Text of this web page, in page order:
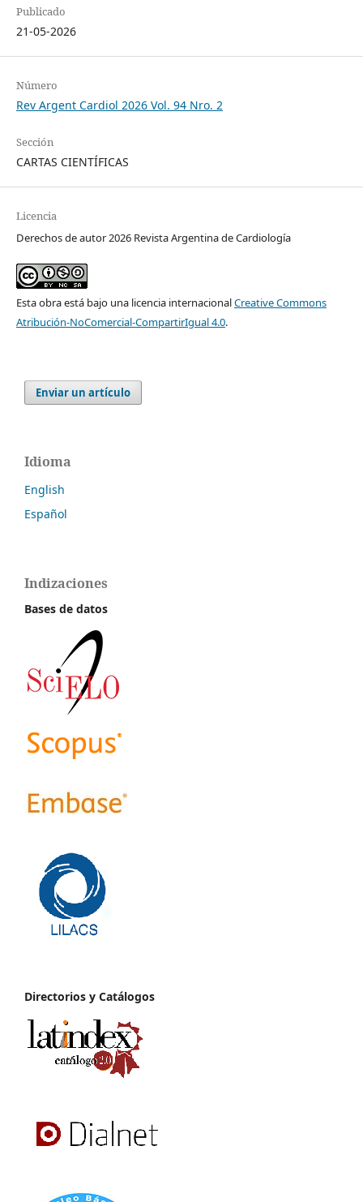
Publicado
21-05-2026
Número
Rev Argent Cardiol 2026 Vol. 94 Nro. 2
Sección
CARTAS CIENTÍFICAS
Licencia
Derechos de autor 2026 Revista Argentina de Cardiología
Esta obra está bajo una licencia internacionalCreative Commons
Atribución-NoComercial-CompartirIgual 4.0.
Enviar un artículo
Idioma
English
Español
Indizaciones
Bases de datos
Directorios y Catálogos